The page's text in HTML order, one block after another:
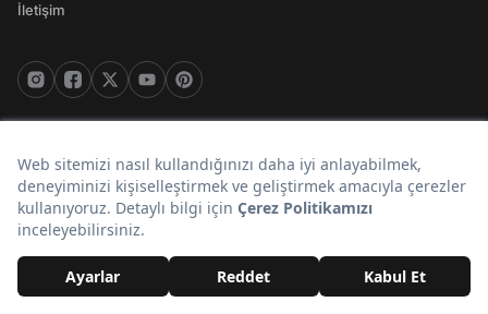
İletişim
© 2026 Onedio. Her hakkı saklıdır.